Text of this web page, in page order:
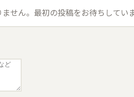
せん。最初の投稿をお待ちしていま